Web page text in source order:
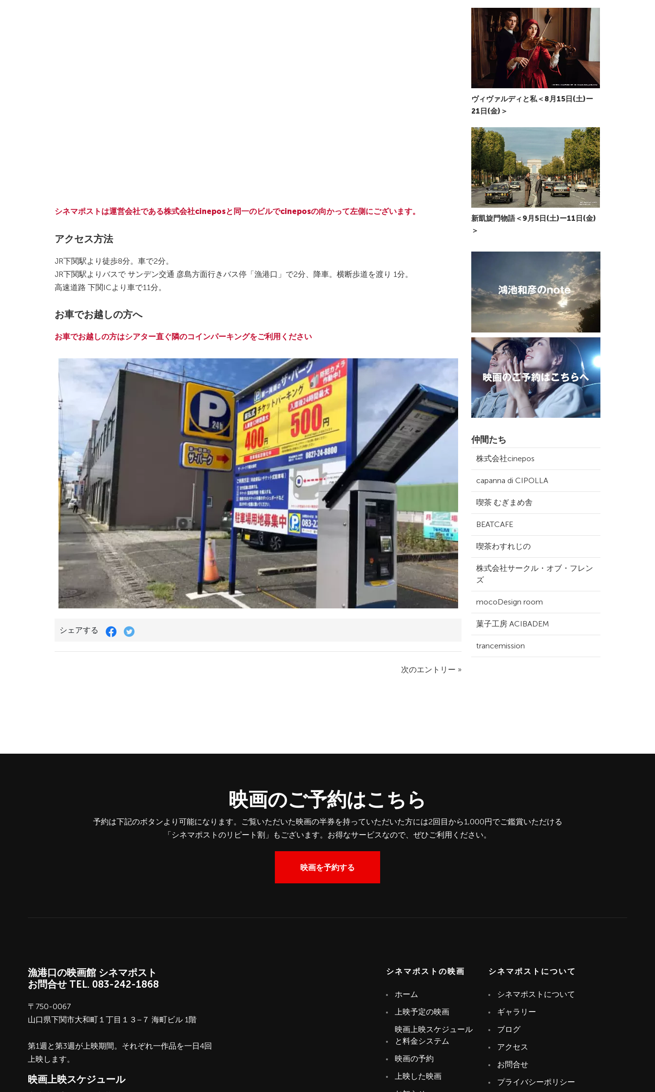
シネマポストは運営会社である株式会社cineposと同一のビルでcineposの向かって左側にございます。
アクセス方法
JR下関駅より徒歩8分。車で2分。
JR下関駅よりバスで サンデン交通 彦島方面行きバス停「漁港口」で2分、降車。横断歩道を渡り 1分。
高速道路 下関ICより車で11分。
お車でお越しの方へ
お車でお越しの方はシアター直ぐ隣のコインパーキングをご利用ください
シェアする
次のエントリー »
ヴィヴァルディと私＜8月15日(土)ー
21日(金)＞
新凱旋門物語＜9月5日(土)ー11日(金)
＞
仲間たち
株式会社cinepos
capanna di CIPOLLA
喫茶 むぎまめ舎
BEATCAFE
喫茶わすれじの
株式会社サークル・オブ・フレン
ズ
mocoDesign room
菓子工房 ACIBADEM
trancemission
映画のご予約はこちら
予約は下記のボタンより可能になります。ご覧いただいた映画の半券を持っていただいた方には2回目から1,000円でご鑑賞いただける
「シネマポストのリピート割」もございます。お得なサービスなので、ぜひご利用ください。
映画を予約する
漁港口の映画館 シネマポスト
お問合せ TEL. 083-242-1868
〒750-0067
山口県下関市大和町１丁目１３−７ 海町ビル 1階
第1週と第3週が上映期間。それぞれ一作品を一日4回
上映します。
映画上映スケジュール
シネマポストの映画
ホーム
上映予定の映画
映画上映スケジュール
と料金システム
映画の予約
上映した映画
シネマポストについて
シネマポストについて
ギャラリー
ブログ
アクセス
お問合せ
プライバシーポリシー